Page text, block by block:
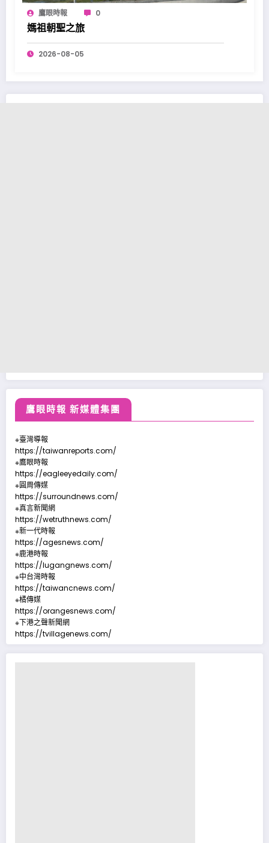
鷹眼時報 0
媽祖朝聖之旅
2026-08-05
鷹眼時報 新媒體集團
※臺灣導報
https://taiwanreports.com/
※鷹眼時報
https://eagleeyedaily.com/
※圓周傳媒
https://surroundnews.com/
※真言新聞網
https://wetruthnews.com/
※新一代時報
https://agesnews.com/
※鹿港時報
https://lugangnews.com/
※中台灣時報
https://taiwancnews.com/
※橘傳媒
https://orangesnews.com/
※下港之聲新聞網
https://tvillagenews.com/